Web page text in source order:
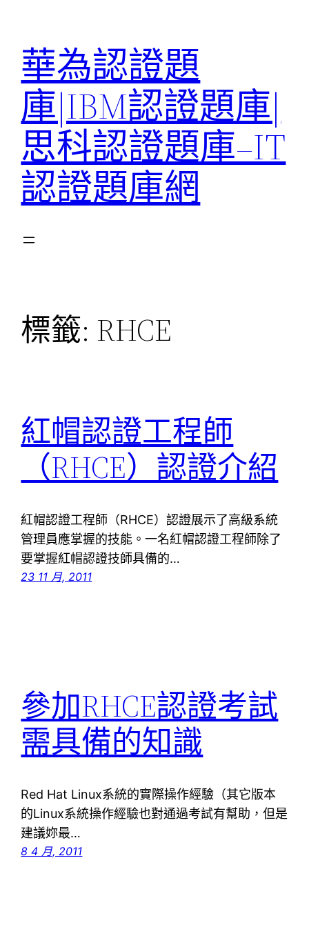
華為認證題
庫|IBM認證題庫|
思科認證題庫–IT
認證題庫網
標籤: RHCE
紅帽認證工程師
（RHCE）認證介紹
紅帽認證工程師（RHCE）認證展示了高級系統
管理員應掌握的技能。一名紅帽認證工程師除了
要掌握紅帽認證技師具備的…
23 11 月, 2011
參加RHCE認證考試
需具備的知識
Red Hat Linux系統的實際操作經驗（其它版本
的Linux系統操作經驗也對通過考試有幫助，但是
建議妳最…
8 4 月, 2011